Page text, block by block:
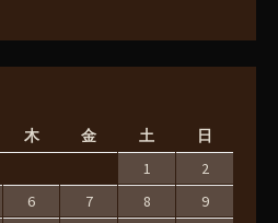
木 金 土 日
1
2
6 7 8
9